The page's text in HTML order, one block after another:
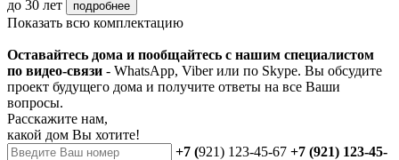
до 30 лет
подробнее
Показать всю комплектацию
Оставайтесь дома и пообщайтесь с нашим специалистом
по видео-связи - WhatsApp, Viber или по Skype. Вы обсудите
проект будущего дома и получите ответы на все Ваши
вопросы.
Расскажите нам,
какой дом Вы хотите!
+7 (921) 123-45-67 +7 (921) 123-45-